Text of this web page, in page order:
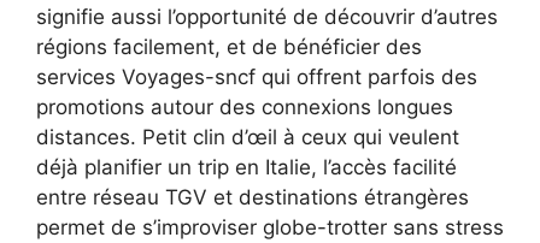
signifie aussi l’opportunité de découvrir d’autres
régions facilement, et de bénéficier des
services Voyages-sncf qui offrent parfois des
promotions autour des connexions longues
distances. Petit clin d’œil à ceux qui veulent
déjà planifier un trip en Italie, l’accès facilité
entre réseau TGV et destinations étrangères
permet de s’improviser globe-trotter sans stress